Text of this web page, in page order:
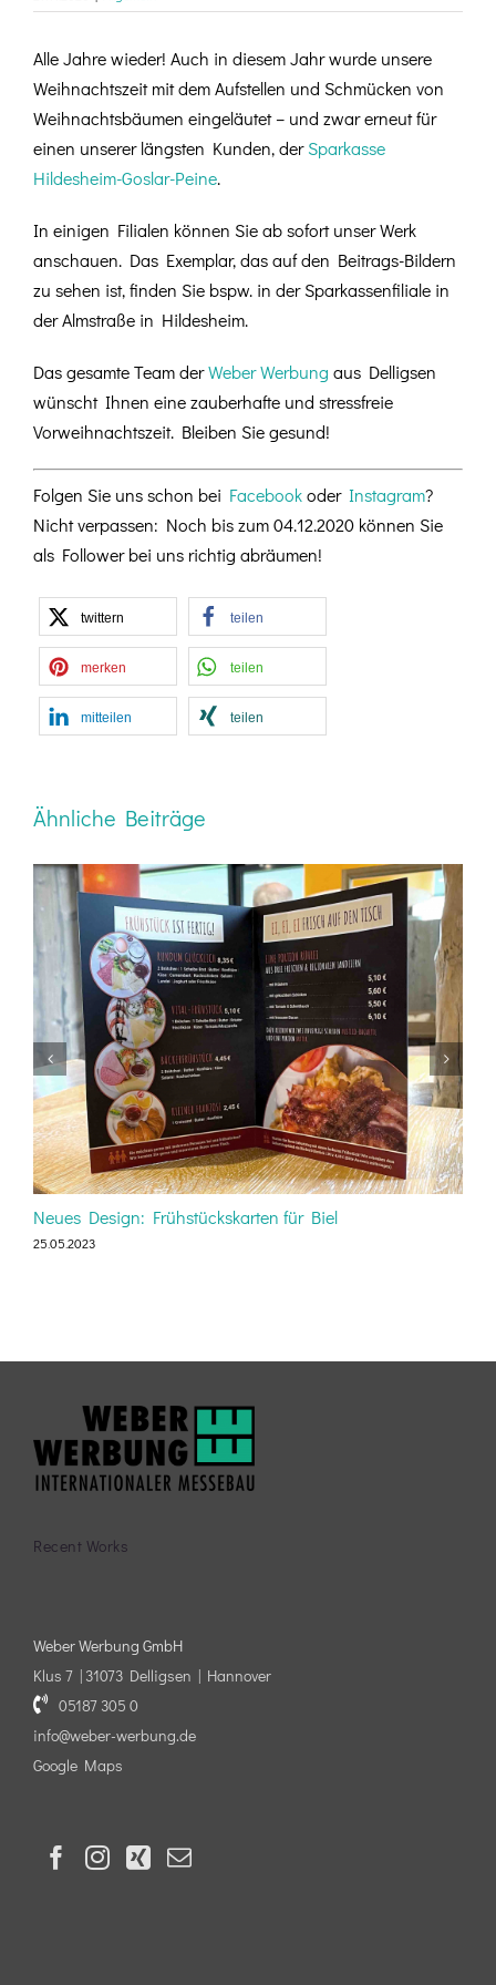
Alle Jahre wieder! Auch in diesem Jahr wurde unsere
Weihnachtszeit mit dem Aufstellen und Schmücken von
Weihnachtsbäumen eingeläutet – und zwar erneut für
einen unserer längsten Kunden, derSparkasse
Hildesheim-Goslar-Peine.
In einigen Filialen können Sie ab sofort unser Werk
anschauen. Das Exemplar, das auf den Beitrags-Bildern
zu sehen ist, finden Sie bspw. in der Sparkassenfiliale in
der Almstraße in Hildesheim.
Das gesamte Team derWeber Werbung aus Delligsen
wünscht Ihnen eine zauberhafte und stressfreie
Vorweihnachtszeit. Bleiben Sie gesund!
Folgen Sie uns schon bei Facebookoder Instagram?
Nicht verpassen: Noch bis zum 04.12.2020 können Sie
als Follower bei uns richtig abräumen!
twittern teilen
merken teilen
mitteilen teilen
Ähnliche Beiträge
Neues Design: Frühstückskarten für Biel
25.05.2023
Recent Works
Weber Werbung GmbH
Klus 7 | 31073 Delligsen | Hannover
05187 305 0
info@weber-werbung.de
Google Maps